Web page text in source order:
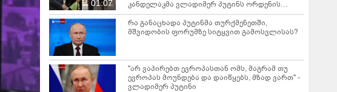
01:07
კანდელაკმა ვლადიმერ პუტინს ორდენის
მიღების შემდეგ?
რა განაცხადა პუტინმა თურქმენეთში,
მშვიდობის ფორუმზე სიტყვით გამოსვლისას?
"არ ვაპირებთ ევროპასთან ომს, მაგრამ თუ
ევროპას მოუნდება და დაიწყებს, მზად ვართ" -
ვლადიმერ პუტინი